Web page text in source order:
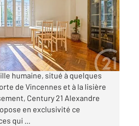
F3 à vendre
€
un bel immeuble bien
humaine, situé à quelques
de Vincennes et à la lisière
Century 21 Alexandre
en exclusivité ce
qui ...